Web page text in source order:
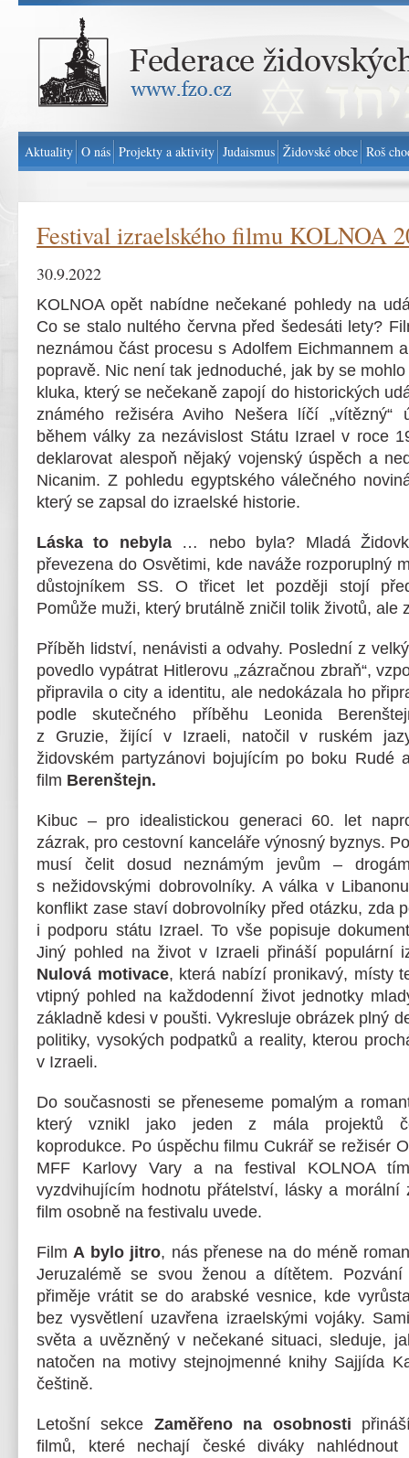
Federace židovských obcí v ČR - www.fzo.cz
Festival izraelského filmu KOLNOA
30.9.2022
KOLNOA opět nabídne nečekané pohledy na
Co se stalo nultého června před šedesáti lety?
neznámou část procesu s Adolfem Eichmannem
popravě. Nic není tak jednoduché, jak by se
kluka, který se nečekaně zapojí do historických
známého režiséra Aviho Nešera líčí „vítězný“
během války za nezávislost Státu Izrael v roce
deklarovat alespoň nějaký vojenský úspěch a
Nicanim. Z pohledu egyptského válečného
který se zapsal do izraelské historie.
Láska to nebyla … nebo byla? Mladá
převezena do Osvětimi, kde naváže rozporuplný
důstojníkem SS. O třicet let později stojí
Pomůže muži, který brutálně zničil tolik životů, ale
Příběh lidství, nenávisti a odvahy. Poslední z
povedlo vypátrat Hitlerovu „zázračnou zbraň“,
připravila o city a identitu, ale nedokázala ho
podle skutečného příběhu Leonida
z Gruzie, žijící v Izraeli, natočil v ruském
židovském partyzánovi bojujícím po boku Rudé
film Berenštejn.
Kibuc – pro idealistickou generaci 60. let
zázrak, pro cestovní kanceláře výnosný byznys.
musí čelit dosud neznámým jevům –
s nežidovskými dobrovolníky. A válka v
konflikt zase staví dobrovolníky před otázku, zda
i podporu státu Izrael. To vše popisuje
Jiný pohled na život v Izraeli přináší populární
Nulová motivace, která nabízí pronikavý, místy
vtipný pohled na každodenní život jednotky
základně kdesi v poušti. Vykresluje obrázek plný
politiky, vysokých podpatků a reality, kterou
v Izraeli.
Do současnosti se přeneseme pomalým a
který vznikl jako jeden z mála projektů
koprodukce. Po úspěchu filmu Cukrář se režisér
MFF Karlovy Vary a na festival KOLNOA
vyzdvihujícím hodnotu přátelství, lásky a morální
film osobně na festivalu uvede.
FilmA bylo jitro, nás přenese na do méně
Jeruzalémě se svou ženou a dítětem.
přiměje vrátit se do arabské vesnice, kde
bez vysvětlení uzavřena izraelskými vojáky.
světa a uvězněný v nečekané situaci, sleduje,
natočen na motivy stejnojmenné knihy Sajjída
češtině.
Letošní sekce Zaměřeno na osobnosti
filmů, které nechají české diváky nahlédnout
Aktuality O nás Projekty a aktivity Judaismus Židovské obce Roš